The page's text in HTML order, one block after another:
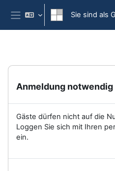
Zum Hauptinhalt
Website-Übersicht
Sie sind als
Anmeldung notwendig
Gäste dürfen nicht auf die
Loggen Sie sich mit Ihren
ein.